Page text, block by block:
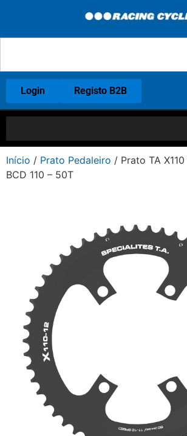
Login Registo B2B
Início / Prato Pedaleiro / Prato TA
BCD 110 – 50T